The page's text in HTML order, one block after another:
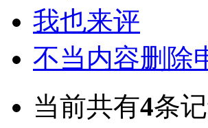
我也来评
不当内容删除
当前共有4条